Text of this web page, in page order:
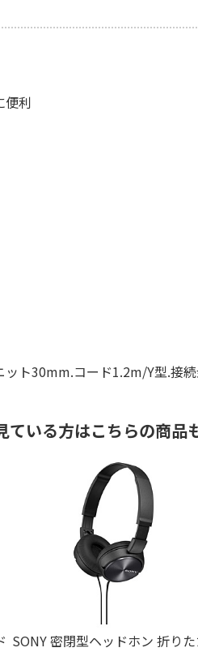
便利
ト30mm.コード1.2m/Y型.接
ている方はこちらの商品
SONY 密閉型ヘッドホン 折り